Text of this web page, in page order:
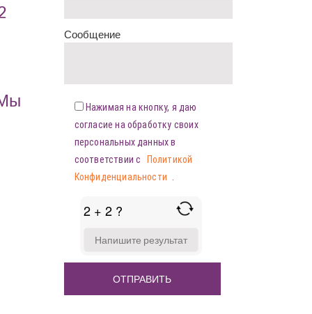
Сообщение
Нажимая на кнопку, я даю
согласие на обработку своих
персональных данных в
соответствии с
Политикой
Конфиденциальности
2 + 2 ?
FOR